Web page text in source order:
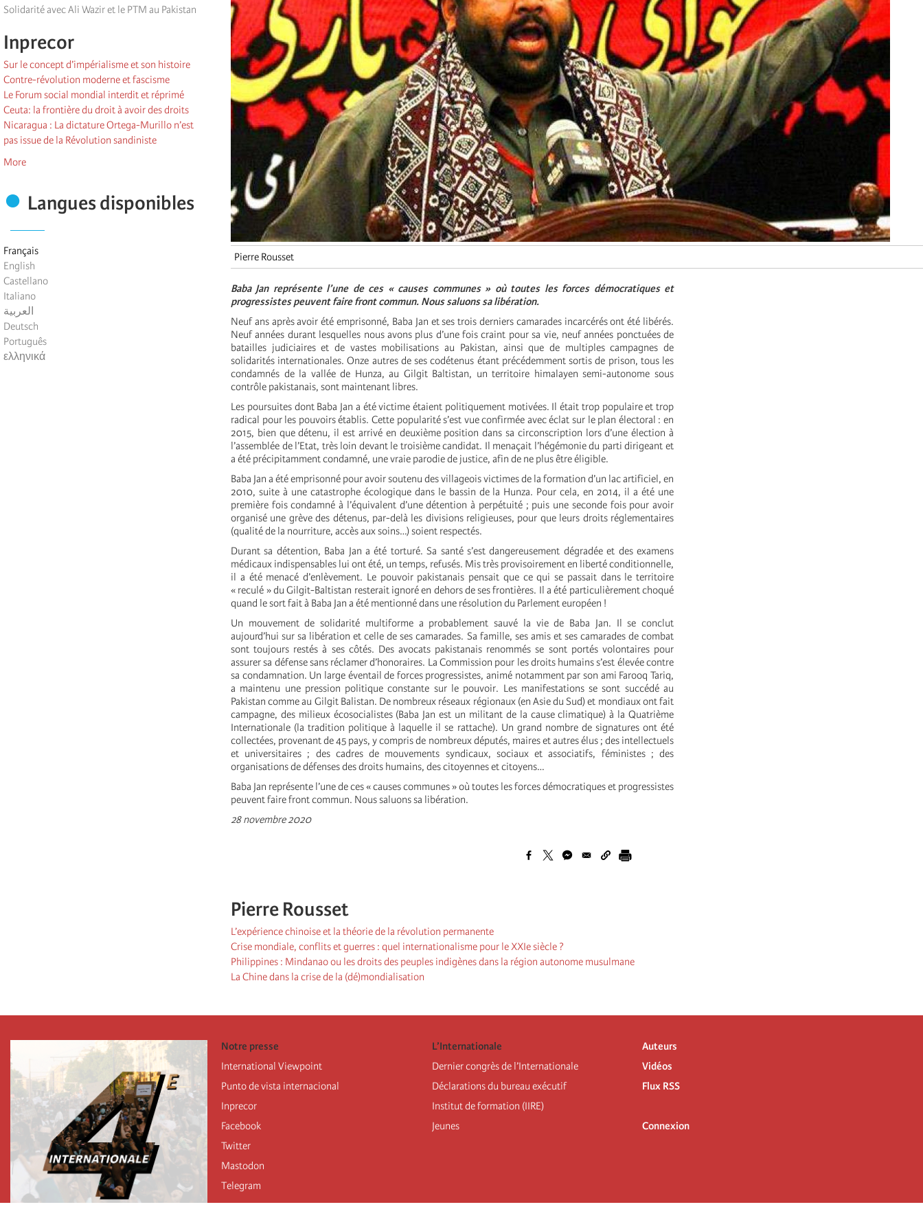
Solidarité avec Ali Wazir et le PTM au Pakistan
Inprecor
Sur le concept d’impérialisme et son histoire
Contre-révolution moderne et fascisme
Le Forum social mondial interdit et réprimé
Ceuta: la frontière du droit à avoir des droits
Nicaragua : La dictature Ortega-Murillo n’est
pas issue de la Révolution sandiniste
More
Langues disponibles
Français
English
Castellano
Italiano
العربية
Deutsch
Português
ελληνικά
Pierre Rousset
Baba Jan représente l’une de ces « causes communes » où toutes les forces démocratiques et
progressistes peuvent faire front commun. Nous saluons sa libération.
Neuf ans après avoir été emprisonné, Baba Jan et ses trois derniers camarades incarcérés ont été libérés.
Neuf années durant lesquelles nous avons plus d’une fois craint pour sa vie, neuf années ponctuées de
batailles judiciaires et de vastes mobilisations au Pakistan, ainsi que de multiples campagnes de
solidarités internationales. Onze autres de ses codétenus étant précédemment sortis de prison, tous les
condamnés de la vallée de Hunza, au Gilgit Baltistan, un territoire himalayen semi-autonome sous
contrôle pakistanais, sont maintenant libres.
Les poursuites dont Baba Jan a été victime étaient politiquement motivées. Il était trop populaire et trop
radical pour les pouvoirs établis. Cette popularité s’est vue confirmée avec éclat sur le plan électoral : en
2015, bien que détenu, il est arrivé en deuxième position dans sa circonscription lors d’une élection à
l’assemblée de l’Etat, très loin devant le troisième candidat. Il menaçait l’hégémonie du parti dirigeant et
a été précipitamment condamné, une vraie parodie de justice, afin de ne plus être éligible.
Baba Jan a été emprisonné pour avoir soutenu des villageois victimes de la formation d’un lac artificiel, en
2010, suite à une catastrophe écologique dans le bassin de la Hunza. Pour cela, en 2014, il a été une
première fois condamné à l’équivalent d’une détention à perpétuité ; puis une seconde fois pour avoir
organisé une grève des détenus, par-delà les divisions religieuses, pour que leurs droits réglementaires
(qualité de la nourriture, accès aux soins…) soient respectés.
Durant sa détention, Baba Jan a été torturé. Sa santé s’est dangereusement dégradée et des examens
médicaux indispensables lui ont été, un temps, refusés. Mis très provisoirement en liberté conditionnelle,
il a été menacé d’enlèvement. Le pouvoir pakistanais pensait que ce qui se passait dans le territoire
« reculé » du Gilgit-Baltistan resterait ignoré en dehors de ses frontières. Il a été particulièrement choqué
quand le sort fait à Baba Jan a été mentionné dans une résolution du Parlement européen !
Un mouvement de solidarité multiforme a probablement sauvé la vie de Baba Jan. Il se conclut
aujourd’hui sur sa libération et celle de ses camarades. Sa famille, ses amis et ses camarades de combat
sont toujours restés à ses côtés. Des avocats pakistanais renommés se sont portés volontaires pour
assurer sa défense sans réclamer d’honoraires. La Commission pour les droits humains s’est élevée contre
sa condamnation. Un large éventail de forces progressistes, animé notamment par son ami Farooq Tariq,
a maintenu une pression politique constante sur le pouvoir. Les manifestations se sont succédé au
Pakistan comme au Gilgit Balistan. De nombreux réseaux régionaux (en Asie du Sud) et mondiaux ont fait
campagne, des milieux écosocialistes (Baba Jan est un militant de la cause climatique) à la Quatrième
Internationale (la tradition politique à laquelle il se rattache). Un grand nombre de signatures ont été
collectées, provenant de 45 pays, y compris de nombreux députés, maires et autres élus ; des intellectuels
et universitaires ; des cadres de mouvements syndicaux, sociaux et associatifs, féministes ; des
organisations de défenses des droits humains, des citoyennes et citoyens…
Baba Jan représente l’une de ces « causes communes » où toutes les forces démocratiques et progressistes
peuvent faire front commun. Nous saluons sa libération.
28 novembre 2020
Pierre Rousset
L’expérience chinoise et la théorie de la révolution permanente
Crise mondiale, conflits et guerres : quel internationalisme pour le XXIe siècle ?
Philippines : Mindanao ou les droits des peuples indigènes dans la région autonome musulmane
La Chine dans la crise de la (dé)mondialisation
Notre presse
International Viewpoint
Punto de vista internacional
Inprecor
Facebook
Twitter
Mastodon
Telegram
L’Internationale
Dernier congrès de l’Internationale
Déclarations du bureau exécutif
Institut de formation (IIRE)
Jeunes
Auteurs
Vidéos
Flux RSS
Connexion